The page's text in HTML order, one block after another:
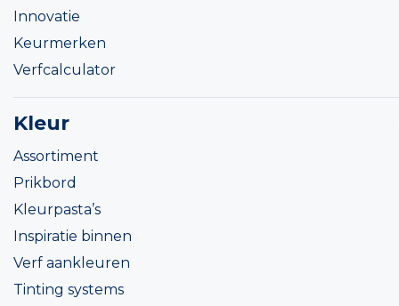
Innovatie
Keurmerken
Verfcalculator
Kleur
Assortiment
Prikbord
Kleurpasta’s
Inspiratie binnen
Verf aankleuren
Tinting systems